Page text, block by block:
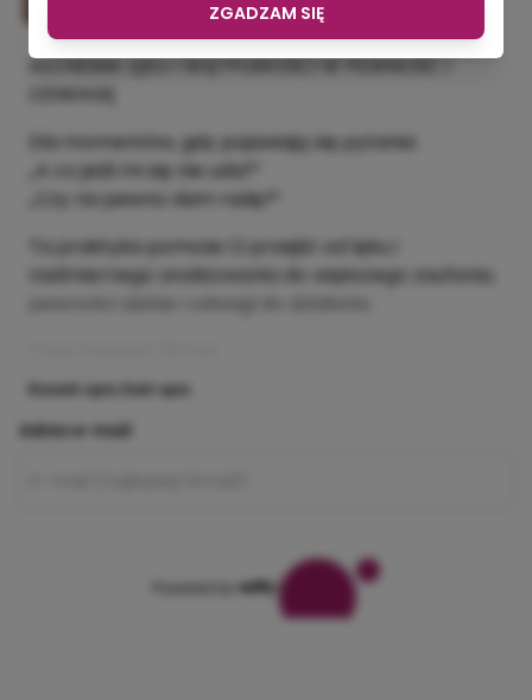
ALCHEMIA LĘKU I WĄTPLIWOŚCI W PEWNOŚĆ I
Dla momentów, gdy pojawiają się pytania:
„A co jeśli mi się nie uda?”
„Czy na pewno dam radę?”
Ta praktyka pomoże Ci przejść od lęku i
nadmiernego analizowania do większego zaufania,
Rozwiń opis Zwiń opis
Adres e-mail
ZGADZAM SIĘ